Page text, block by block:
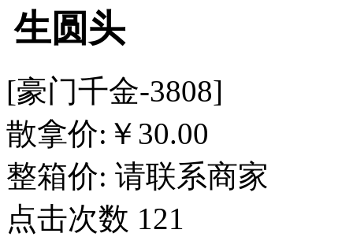
生圆头
[豪门千金-3808]
散拿价: ￥ 30.00
整箱价: 请联系商家
点击次数 121